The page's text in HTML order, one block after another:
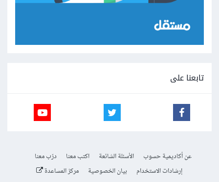
تابعنا على
عن أكاديمية حسوب الأسئلة الشائعة اكتب معنا
درّب معنا
إرشادات الاستخدام
بيان الخصوصية مركز المساعدة